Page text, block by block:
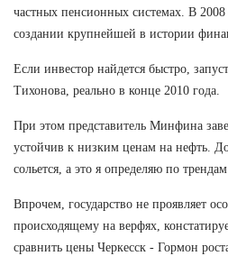
частных пенсионных системах. В
создании крупнейшей в истории
Если инвестор найдется быстро,
Тихонова, реально в конце 2010 года.
При этом представитель Минфина
устойчив к низким ценам на нефть.
сольется, а это я определяю по
Впрочем, государство не проявляет
происходящему на верфях,
сравнить цены Черкесск - Гормон